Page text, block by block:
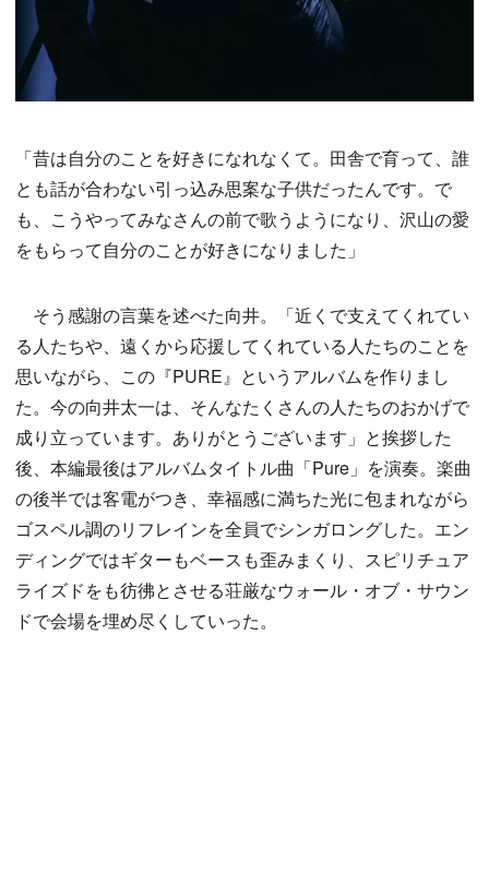
「昔は自分のことを好きになれなくて。田舎で育って、誰
とも話が合わない引っ込み思案な子供だったんです。で
も、こうやってみなさんの前で歌うようになり、沢山の愛
をもらって自分のことが好きになりました」
そう感謝の言葉を述べた向井。「近くで支えてくれてい
る人たちや、遠くから応援してくれている人たちのことを
思いながら、この『PURE』というアルバムを作りまし
た。今の向井太一は、そんなたくさんの人たちのおかげで
成り立っています。ありがとうございます」と挨拶した
後、本編最後はアルバムタイトル曲「Pure」を演奏。楽曲
の後半では客電がつき、幸福感に満ちた光に包まれながら
ゴスペル調のリフレインを全員でシンガロングした。エン
ディングではギターもベースも歪みまくり、スピリチュア
ライズドをも彷彿とさせる荘厳なウォール・オブ・サウン
ドで会場を埋め尽くしていった。